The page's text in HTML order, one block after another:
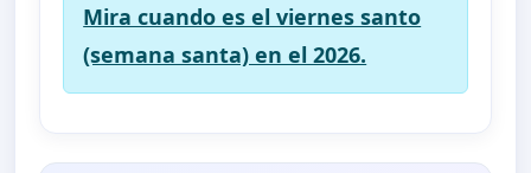
Mira cuando es el viernes santo
(semana santa) en el 2026.